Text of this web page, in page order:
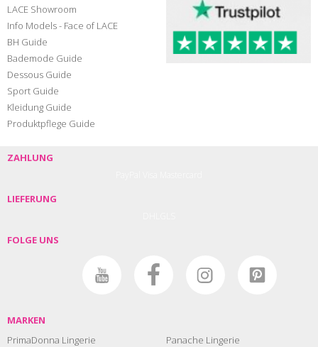
LACE Showroom
Info Models - Face of LACE
BH Guide
Bademode Guide
Dessous Guide
Sport Guide
Kleidung Guide
Produktpflege Guide
ZAHLUNG
LIEFERUNG
FOLGE UNS
MARKEN
PrimaDonna Lingerie
Panache Lingerie